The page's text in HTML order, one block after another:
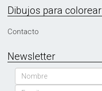
Dibujos para colorear
Contacto
Newsletter
Nombre